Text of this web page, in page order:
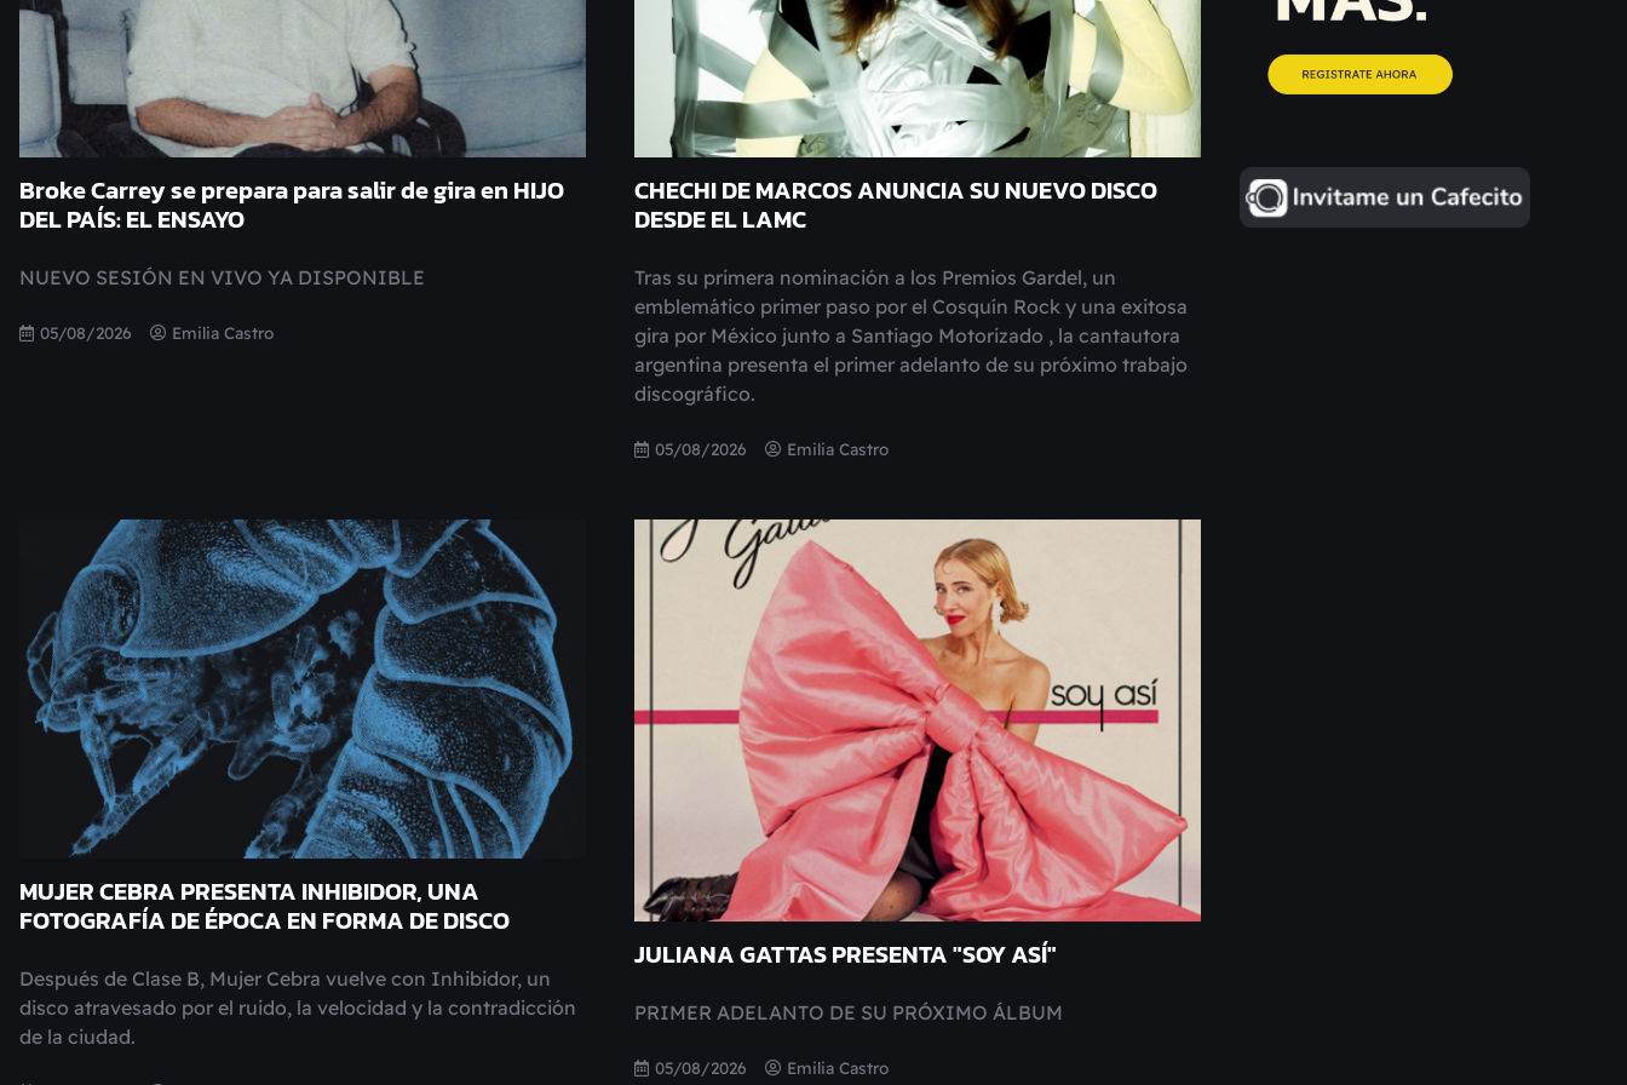
Broke Carrey se prepara para salir de gira en HIJO
DEL PAÍS: EL ENSAYO
NUEVO SESIÓN EN VIVO YA DISPONIBLE
05/08/2026 Emilia Castro
CHECHI DE MARCOS ANUNCIA SU NUEVO DISCO
DESDE EL LAMC
Tras su primera nominación a los Premios Gardel, un
emblemático primer paso por el Cosquín Rock y una exitosa
gira por México junto a Santiago Motorizado , la cantautora
argentina presenta el primer adelanto de su próximo trabajo
discográfico.
05/08/2026 Emilia Castro
MUJER CEBRA PRESENTA INHIBIDOR, UNA
FOTOGRAFÍA DE ÉPOCA EN FORMA DE DISCO
Después de Clase B, Mujer Cebra vuelve con Inhibidor, un
disco atravesado por el ruido, la velocidad y la contradicción
de la ciudad.
JULIANA GATTAS PRESENTA "SOY ASÍ"
PRIMER ADELANTO DE SU PRÓXIMO ÁLBUM
05/08/2026 Emilia Castro